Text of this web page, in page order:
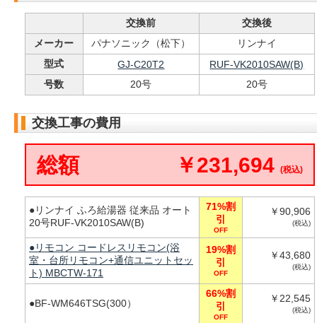
交換前
交換後
メーカー
パナソニック（松下）
リンナイ
型式
GJ-C20T2
RUF-VK2010SAW(B)
号数
20号 20号
交換工事の費用
総額 ￥231,694 (税込)
●リンナイ ふろ給湯器 従来品 オート
20号RUF-VK2010SAW(B)
71%割
引
OFF
￥90,906
(税込)
●リモコン コードレスリモコン(浴
室・台所リモコン+通信ユニットセッ
ト) MBCTW-171
19%割
引
OFF
￥43,680
(税込)
●BF-WM646TSG(300）
66%割
引
OFF
￥22,545
(税込)